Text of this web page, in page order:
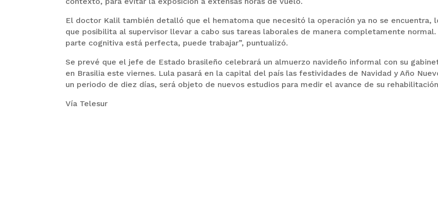
El doctor Kalil también detalló que el hematoma que necesitó la operación ya no se encuentra,
que posibilita al supervisor llevar a cabo sus tareas laborales de manera completamente normal.
parte cognitiva está perfecta, puede trabajar”, puntualizó.
Se prevé que el jefe de Estado brasileño celebrará un almuerzo navideño informal con su
en Brasilia este viernes. Lula pasará en la capital del país las festividades de Navidad y Año
un periodo de diez días, será objeto de nuevos estudios para medir el avance de su
Vía Telesur